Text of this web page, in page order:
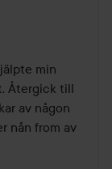
min
Återgick till
av någon
nån from av